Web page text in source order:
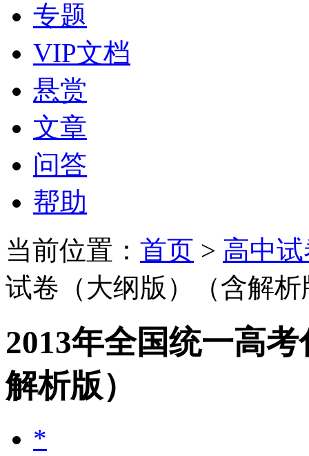
专题
VIP文档
悬赏
文章
问答
帮助
当前位置： 首页 > 高中
试卷（大纲版）（含解析
2013年全国统一高
解析版）
*